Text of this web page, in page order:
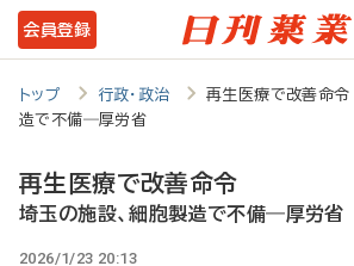
メ
イ
コ
ン
テ
会員登録
トップ 行政・政治
再生医療で改善命
造で不備―厚労省
再生医療で改善命令
埼玉の施設、細胞製造で不備―厚労省
2026/1/23 20:13